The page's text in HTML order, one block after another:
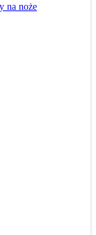
na noże